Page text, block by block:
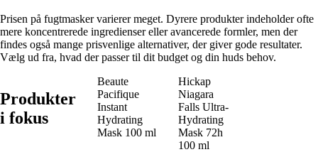
Prisen på fugtmasker varierer meget. Dyrere produkter indeholder ofte
mere koncentrerede ingredienser eller avancerede formler, men der
findes også mange prisvenlige alternativer, der giver gode resultater.
Vælg ud fra, hvad der passer til dit budget og din huds behov.
Produkter
i fokus
Beaute
Pacifique
Instant
Hydrating
Mask 100 ml
Hickap
Niagara
Falls Ultra-
Hydrating
Mask 72h
100 ml